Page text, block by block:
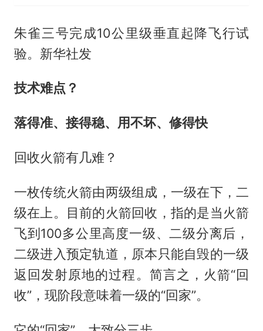
朱雀三号完成10公里级垂直起降飞行试
验。新华社发
技术难点？
落得准、 接得稳、 用不坏、 修得快
回收火箭有几难？
一枚传统火箭由两级组成，一级在下，二
级在上。目前的火箭回收，指的是当火箭
飞到100多公里高度一级、二级分离后，
二级进入预定轨道，原本只能自毁的一级
返回发射原地的过程。简言之，火箭“回
收”，现阶段意味着一级的“回家”。